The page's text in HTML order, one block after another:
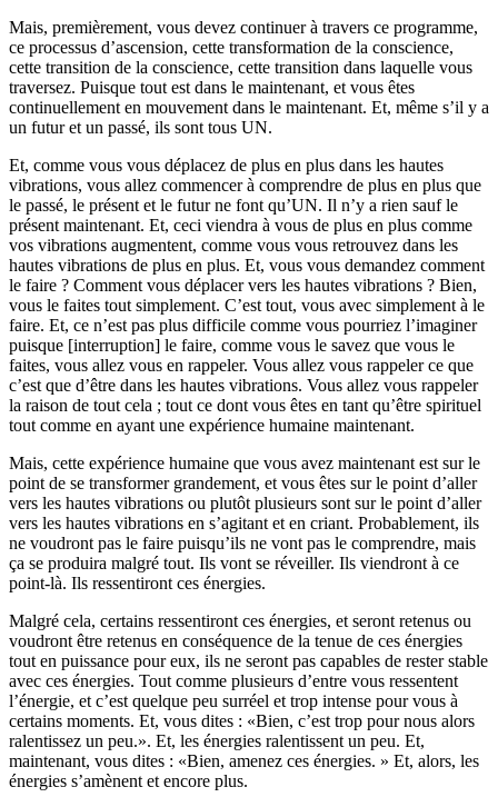
Mais, premièrement, vous devez continuer à travers ce programme,
ce processus d’ascension, cette transformation de la conscience,
cette transition de la conscience, cette transition dans laquelle vous
traversez. Puisque tout est dans le maintenant, et vous êtes
continuellement en mouvement dans le maintenant. Et, même s’il y a
un futur et un passé, ils sont tous UN.
Et, comme vous vous déplacez de plus en plus dans les hautes
vibrations, vous allez commencer à comprendre de plus en plus que
le passé, le présent et le futur ne font qu’UN. Il n’y a rien sauf le
présent maintenant. Et, ceci viendra à vous de plus en plus comme
vos vibrations augmentent, comme vous vous retrouvez dans les
hautes vibrations de plus en plus. Et, vous vous demandez comment
le faire ? Comment vous déplacer vers les hautes vibrations ? Bien,
vous le faites tout simplement. C’est tout, vous avec simplement à le
faire. Et, ce n’est pas plus difficile comme vous pourriez l’imaginer
puisque [interruption] le faire, comme vous le savez que vous le
faites, vous allez vous en rappeler. Vous allez vous rappeler ce que
c’est que d’être dans les hautes vibrations. Vous allez vous rappeler
la raison de tout cela ; tout ce dont vous êtes en tant qu’être spirituel
tout comme en ayant une expérience humaine maintenant.
Mais, cette expérience humaine que vous avez maintenant est sur le
point de se transformer grandement, et vous êtes sur le point d’aller
vers les hautes vibrations ou plutôt plusieurs sont sur le point d’aller
vers les hautes vibrations en s’agitant et en criant. Probablement, ils
ne voudront pas le faire puisqu’ils ne vont pas le comprendre, mais
ça se produira malgré tout. Ils vont se réveiller. Ils viendront à ce
point-là. Ils ressentiront ces énergies.
Malgré cela, certains ressentiront ces énergies, et seront retenus ou
voudront être retenus en conséquence de la tenue de ces énergies
tout en puissance pour eux, ils ne seront pas capables de rester stable
avec ces énergies. Tout comme plusieurs d’entre vous ressentent
l’énergie, et c’est quelque peu surréel et trop intense pour vous à
certains moments. Et, vous dites : «Bien, c’est trop pour nous alors
ralentissez un peu.». Et, les énergies ralentissent un peu. Et,
maintenant, vous dites : «Bien, amenez ces énergies. » Et, alors, les
énergies s’amènent et encore plus.